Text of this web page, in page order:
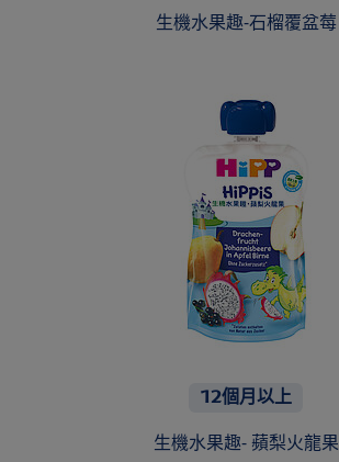
生機水果趣-石榴覆盆莓
12個月以上
生機水果趣- 蘋梨火龍果